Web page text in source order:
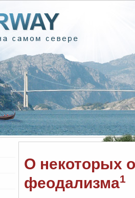
О некоторых
феодализма1